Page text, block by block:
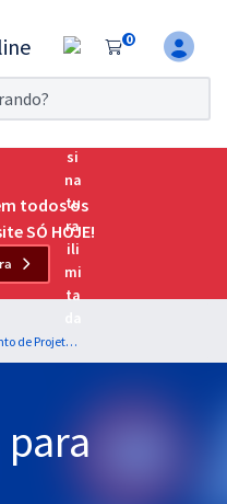
0
da
todos os
SÓ HOJE!
Carreira de TI para Concursos - Gerenciamento de Projetos - PMBOK 7ª Edição - Professor Darlan Venturelli